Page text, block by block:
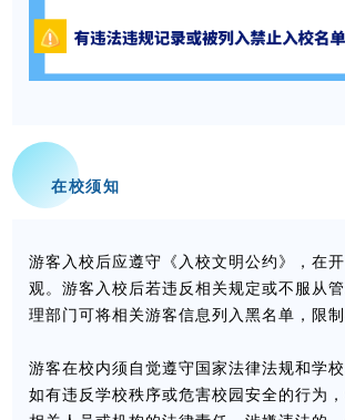
在校须知
游客入校后应遵守 《入校文明公约》
，在
观。游客入校后若违反相关规定或不服从
理部门可将相关游客信息列入黑名单，限制
游客在校内须自觉遵守国家法律法规和学校
如有违反学校秩序或危害校园安全的行为